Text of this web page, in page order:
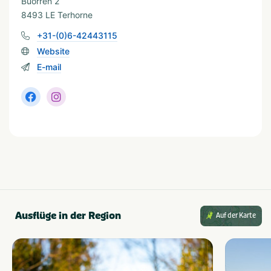
Fietsroutes
Restaurants
Wassersport
Boothelling
Sloepverhuur
8493 LE Terhorne
+31-(0)6-42443115
Website
E-mail
Ausflüge in der Region Auf der Karte